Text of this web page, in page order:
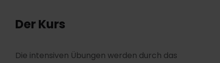
Der Kurs
Die intensiven Übungen werden durch das